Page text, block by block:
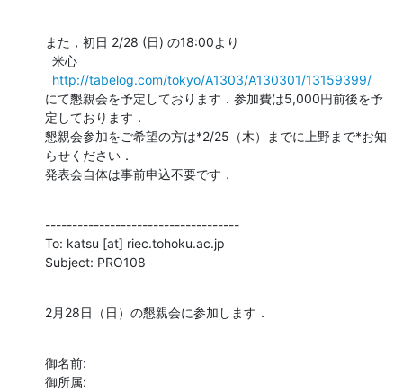
また，初日 2/28 (日) の18:00より
http://tabelog.com/tokyo/A1303/A130301/13159399/
にて懇親会を予定しております．参加費は5,000円前後を予
定しております．
懇親会参加をご希望の方は*2/25（木）までに上野まで*お知
らせください．
発表会自体は事前申込不要です．
------------------------------------
To: katsu [at] riec.tohoku.ac.jp
Subject: PRO108
2月28日（日）の懇親会に参加します．
御名前:
御所属: